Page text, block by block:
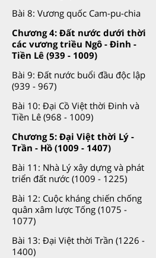
Bài 8: Vương quốc Cam-pu-chia
Chương 4: Đất nước dưới thời
các vương triều Ngô - Đinh -
Tiền Lê (939 - 1009)
Bài 9: Đất nước buổi đầu độc lập
(939 - 967)
Bài 10: Đại Cồ Việt thời Đinh và
Tiền Lê (968 - 1009)
Chương 5: Đại Việt thời Lý -
Trần - Hồ (1009 - 1407)
Bài 11: Nhà Lý xây dựng và phát
triển đất nước (1009 - 1225)
Bài 12: Cuộc kháng chiến chống
quân xâm lược Tống (1075 -
1077)
Bài 13: Đại Việt thời Trần (1226 -
1400)